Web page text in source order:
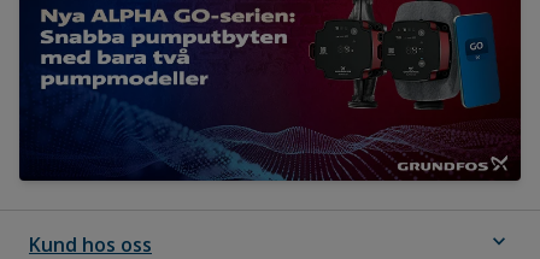
Kund hos oss expand_more